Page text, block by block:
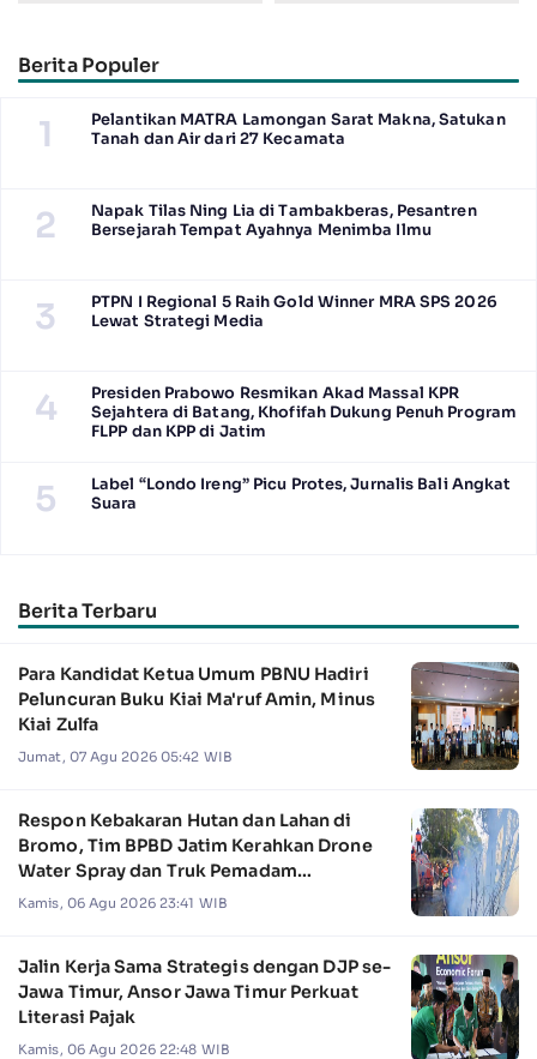
Berita Populer
1
Pelantikan MATRA Lamongan Sarat Makna, Satukan
Tanah dan Air dari 27 Kecamata
2
Napak Tilas Ning Lia di Tambakberas, Pesantren
Bersejarah Tempat Ayahnya Menimba Ilmu
3
PTPN I Regional 5 Raih Gold Winner MRA SPS 2026
Lewat Strategi Media
4
Presiden Prabowo Resmikan Akad Massal KPR
Sejahtera di Batang, Khofifah Dukung Penuh Program
FLPP dan KPP di Jatim
5
Label “Londo Ireng” Picu Protes, Jurnalis Bali Angkat
Suara
Berita Terbaru
Para Kandidat Ketua Umum PBNU Hadiri
Peluncuran Buku Kiai Ma'ruf Amin, Minus
Kiai Zulfa
Jumat, 07 Agu 2026 05:42 WIB
Respon Kebakaran Hutan dan Lahan di
Bromo, Tim BPBD Jatim Kerahkan Drone
Water Spray dan Truk Pemadam
Kebakaran
Kamis, 06 Agu 2026 23:41 WIB
Jalin Kerja Sama Strategis dengan DJP se-
Jawa Timur, Ansor Jawa Timur Perkuat
Literasi Pajak
Kamis, 06 Agu 2026 22:48 WIB